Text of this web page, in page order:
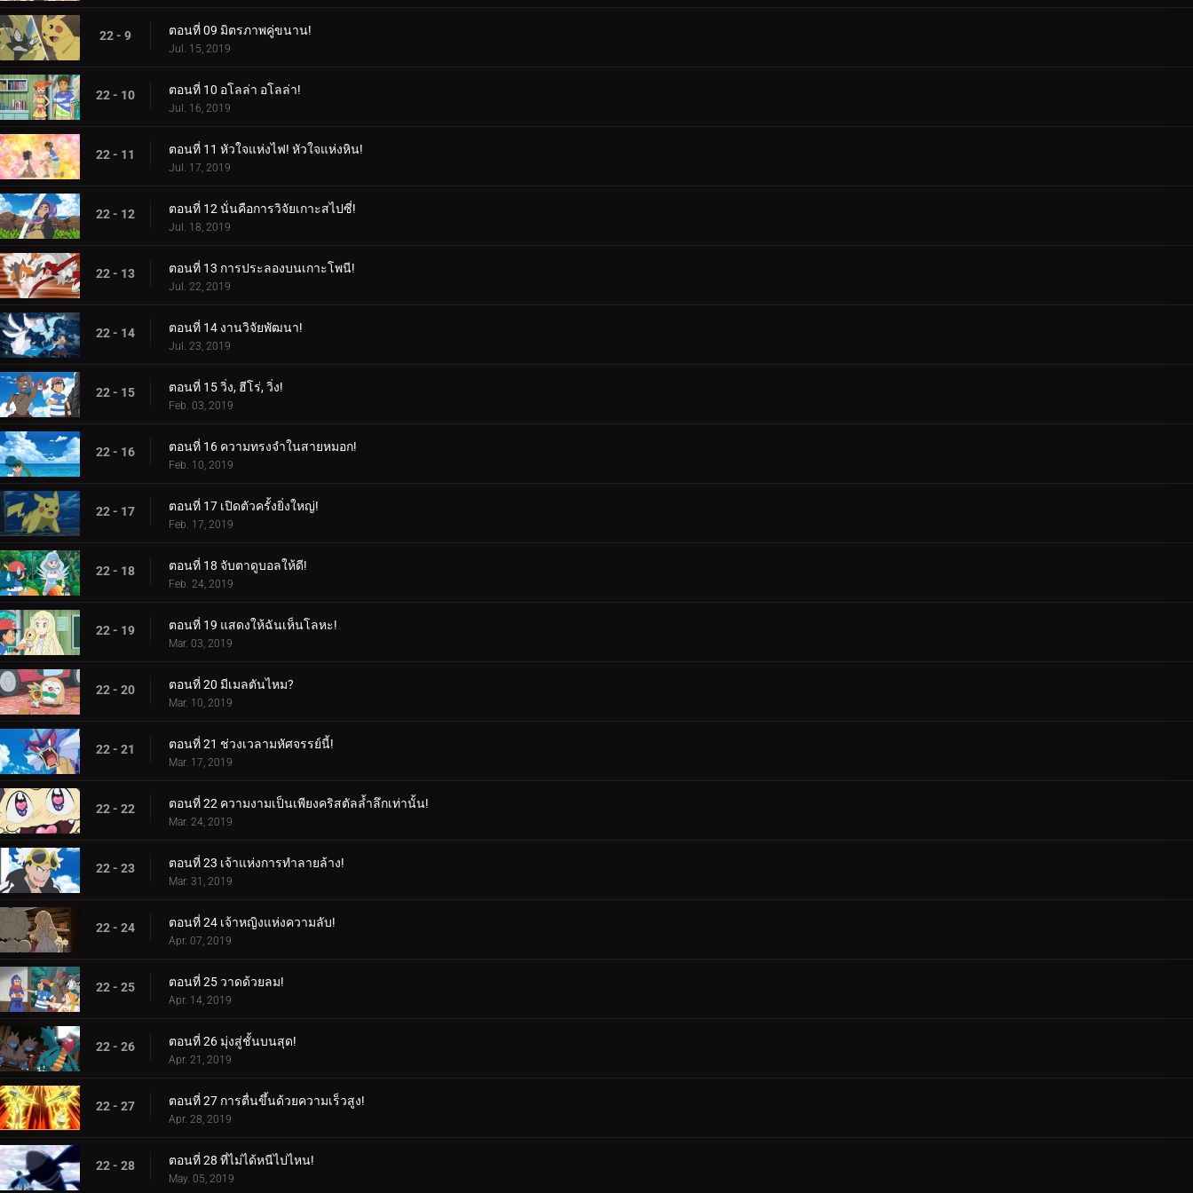
22 - 9 ตอนที่ 09 มิตรภาพคู่ขนาน!
Jul. 15, 2019
22 - 10 ตอนที่ 10 อโลล่า อโลล่า!
Jul. 16, 2019
22 - 11 ตอนที่ 11 หัวใจแห่งไฟ! หัวใจแห่งหิน!
Jul. 17, 2019
22 - 12 ตอนที่ 12 นั่นคือการวิจัยเกาะสไปซี่!
Jul. 18, 2019
22 - 13 ตอนที่ 13 การประลองบนเกาะโพนี!
Jul. 22, 2019
22 - 14 ตอนที่ 14 งานวิจัยพัฒนา!
Jul. 23, 2019
22 - 15 ตอนที่ 15 วิ่ง, ฮีโร่, วิ่ง!
Feb. 03, 2019
22 - 16 ตอนที่ 16 ความทรงจำในสายหมอก!
Feb. 10, 2019
22 - 17 ตอนที่ 17 เปิดตัวครั้งยิ่งใหญ่!
Feb. 17, 2019
22 - 18 ตอนที่ 18 จับตาดูบอลให้ดี!
Feb. 24, 2019
22 - 19 ตอนที่ 19 แสดงให้ฉันเห็นโลหะ!
Mar. 03, 2019
22 - 20 ตอนที่ 20 มีเมลตันไหม?
Mar. 10, 2019
22 - 21 ตอนที่ 21 ช่วงเวลามหัศจรรย์นี้!
Mar. 17, 2019
22 - 22 ตอนที่ 22 ความงามเป็นเพียงคริสตัลล้ำลึกเท่านั้น!
Mar. 24, 2019
22 - 23 ตอนที่ 23 เจ้าแห่งการทำลายล้าง!
Mar. 31, 2019
22 - 24 ตอนที่ 24 เจ้าหญิงแห่งความลับ!
Apr. 07, 2019
22 - 25 ตอนที่ 25 วาดด้วยลม!
Apr. 14, 2019
22 - 26 ตอนที่ 26 มุ่งสู่ชั้นบนสุด!
Apr. 21, 2019
22 - 27 ตอนที่ 27 การตื่นขึ้นด้วยความเร็วสูง!
Apr. 28, 2019
22 - 28 ตอนที่ 28 ที่ไม่ได้หนีไปไหน!
May. 05, 2019